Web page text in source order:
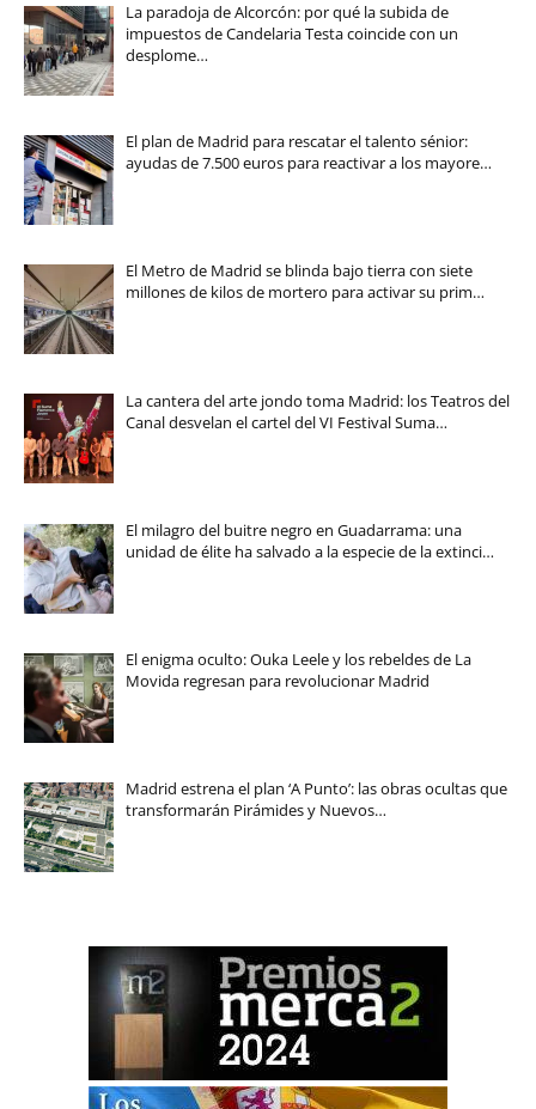
La paradoja de Alcorcón: por qué la subida de
impuestos de Candelaria Testa coincide con un
desplome…
El plan de Madrid para rescatar el talento sénior:
ayudas de 7.500 euros para reactivar a los mayore…
El Metro de Madrid se blinda bajo tierra con siete
millones de kilos de mortero para activar su prim…
La cantera del arte jondo toma Madrid: los Teatros del
Canal desvelan el cartel del VI Festival Suma…
El milagro del buitre negro en Guadarrama: una
unidad de élite ha salvado a la especie de la extinci…
El enigma oculto: Ouka Leele y los rebeldes de La
Movida regresan para revolucionar Madrid
Madrid estrena el plan ‘A Punto’: las obras ocultas que
transformarán Pirámides y Nuevos…